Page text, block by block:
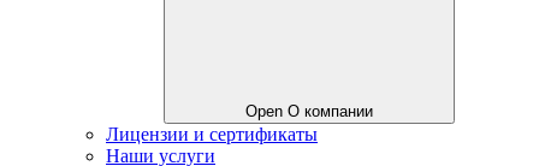
Open О компании
Лицензии и сертификаты
Наши услуги